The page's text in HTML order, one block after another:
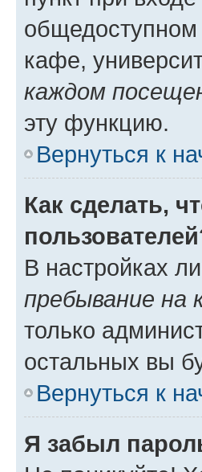
общедоступном
кафе,
каждом
эту функцию.
Вернуться к
Как сделать,
В настройках
пребывание на
только
остальных вы
Вернуться к
Я забыл